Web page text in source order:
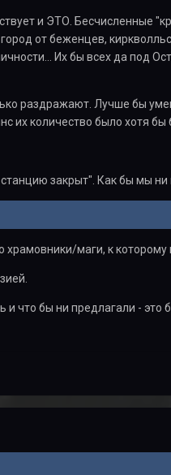
и ЭТО. Бесчисленные
от беженцев,
Их бы всех да под
раздражают. Лучше бы
их количество было хотя
закрыт". Как бы мы ни
маги, к которому
что бы ни предлагали - это